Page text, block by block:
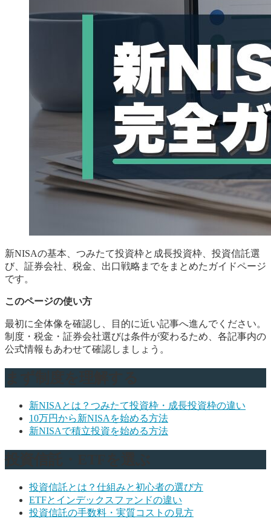
新NISAの基本、つみたて投資枠と成長投資枠、投資信託選
び、証券会社、税金、出口戦略までをまとめたガイドページ
です。
このページの使い方
最初に全体像を確認し、目的に近い記事へ進んでください。
制度・税金・証券会社選びは条件が変わるため、各記事内の
公式情報もあわせて確認しましょう。
新NISAとは？つみたて投資枠・成長投資枠の違い
10万円から新NISAを始める方法
新NISAで積立投資を始める方法
投資信託とは？仕組みと初心者の選び方
ETFとインデックスファンドの違い
投資信託の手数料・実質コストの見方